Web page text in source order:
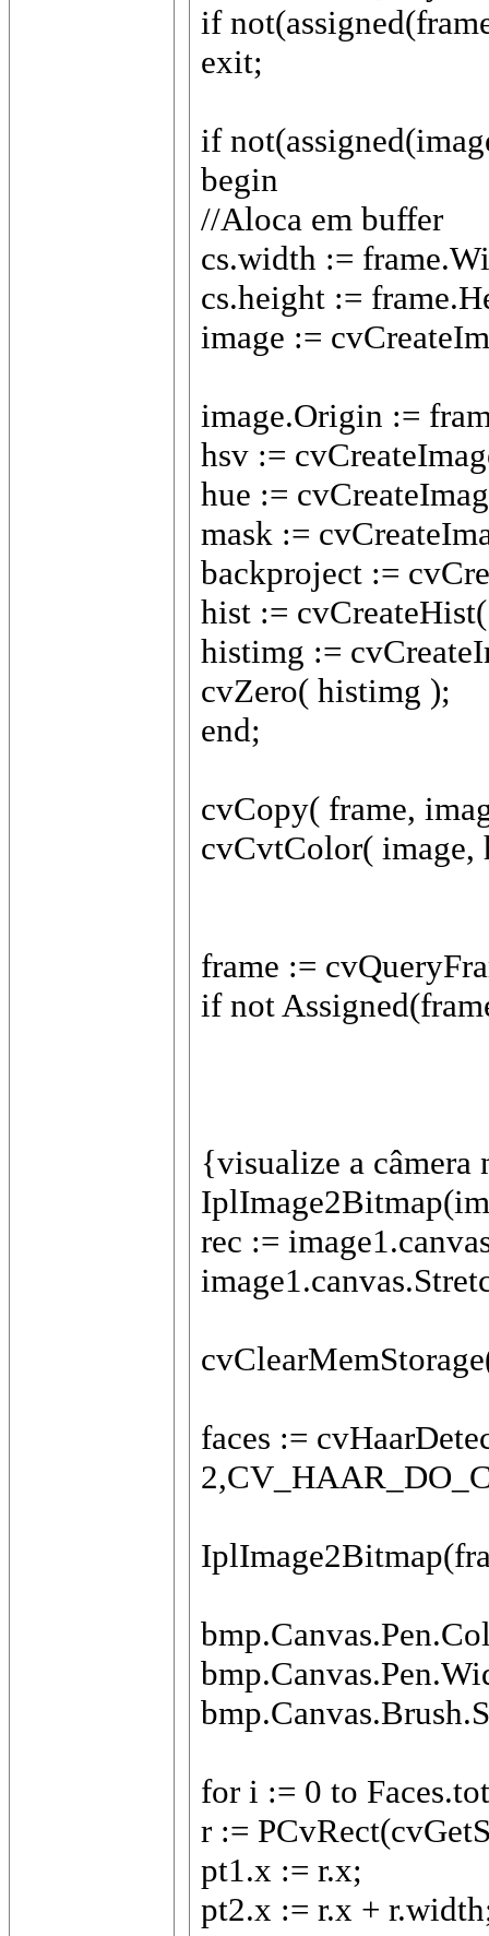
if
exit;
if
begin
//Aloca em buffer
cs.width :=
cs.height :=
image :=
image.Origin :=
hsv :=
hue :=
mask :=
backproject :=
hist :=
histimg :=
cvZero( histimg );
end;
cvCopy( frame,
cvCvtColor( image,
frame :=
if not
{visualize a câmera
rec :=
faces :=
for i := 0 to
r :=
pt1.x := r.x;
pt2.x := r.x +